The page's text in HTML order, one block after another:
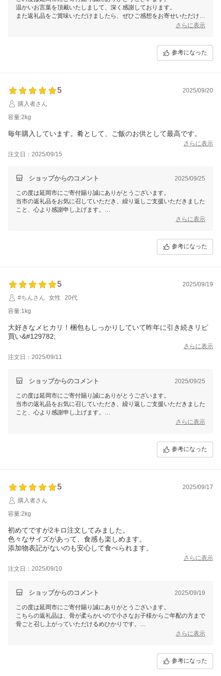
温かいお言葉を頂戴いたしまして、深く感謝しております。
また返礼品をご賞味いただけましたら、ぜひご感想をお寄せいただけま
さらに表示
参考になった
5
2025/09/20
購入者さん
容量:2kg
毎年購入しています。肴として、ご飯のお供として最高です。
さらに表示
注文日：2025/09/15
ショップからのコメント 2025/09/25
この度は延岡市にご寄付賜り誠にありがとうございます。
当市の返礼品をお気に召していただき、繰り返しご支援いただきました
こと、心より感謝申し上げます。
さらに表示
参考になった
5
2025/09/19
#ちんさん
女性
20代
容量:1kg
大好きなメヒカリ！梱包もしっかりしていて昨年に引き続きリピ
買い&#129782;
さらに表示
注文日：2025/09/11
ショップからのコメント 2025/09/25
この度は延岡市にご寄付賜り誠にありがとうございます。
当市の返礼品をお気に召していただき、繰り返しご支援いただきました
こと、心より感謝申し上げます。
当市からの返礼品を気持ちよく受け取っていただけるよう、梱包や配送
まいりますので、引き続き延岡市をよろしくお願いいたします。
さらに表示
参考になった
5
2025/09/17
購入者さん
容量:2kg
初めてですが2キロ注文してみました。
色々なサイズがあって、食感も楽しめます。
添加物表記がないのも安心して食べられます。
さらに表示
注文日：2025/09/10
ショップからのコメント 2025/09/19
この度は延岡市にご寄付賜り誠にありがとうございます。
こちらの返礼品は、骨が柔らかいので小さなお子様からご年配の方まで
骨ごと召し上がっていただけるめひかりです。
嬉しいレビューをいただき、スタッフ一同、何よりの励みとなっており
まいりますので、引き続き延岡市をよろしくお願いいたします。
さらに表示
参考になった